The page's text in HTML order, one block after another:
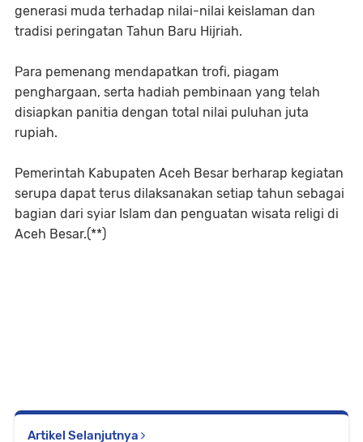
generasi muda terhadap nilai-nilai keislaman dan
tradisi peringatan Tahun Baru Hijriah.
Para pemenang mendapatkan trofi, piagam
penghargaan, serta hadiah pembinaan yang telah
disiapkan panitia dengan total nilai puluhan juta
rupiah.
Pemerintah Kabupaten Aceh Besar berharap kegiatan
serupa dapat terus dilaksanakan setiap tahun sebagai
bagian dari syiar Islam dan penguatan wisata religi di
Aceh Besar.(**)
Artikel Selanjutnya